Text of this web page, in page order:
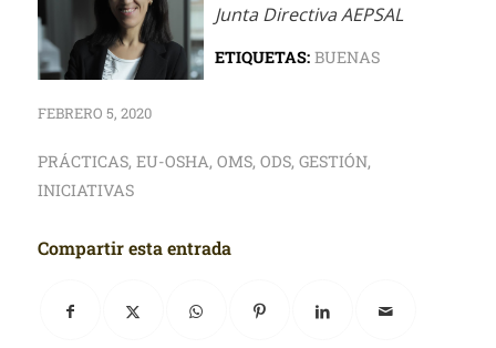
Junta Directiva AEPSAL
FEBRERO 5, 2020
ETIQUETAS: BUENAS
PRÁCTICAS, EU-OSHA, OMS, ODS, GESTIÓN,
INICIATIVAS
Compartir esta entrada